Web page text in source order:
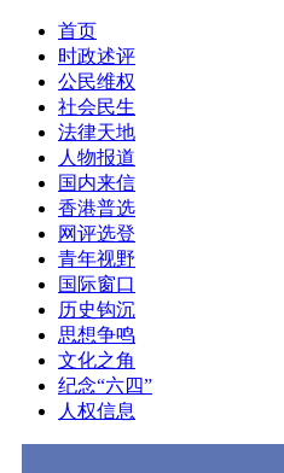
首页
时政述评
公民维权
社会民生
法律天地
人物报道
国内来信
香港普选
网评选登
青年视野
国际窗口
历史钩沉
思想争鸣
文化之角
纪念“六四”
人权信息